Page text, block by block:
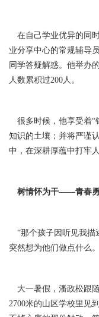
在自己学业优异的同
业分享中心的常规辅导
同学答疑解惑。他举办
人数累积过200人。
很多时候，他享受着“
知识的土壤；并将严谨
中，在深耕厚蕴中打牢
树情怀为干——青春
“那个孩子因听见我描
突然想为他们做点什么
大一暑假，潘政松跟
2700米的山区学校里见